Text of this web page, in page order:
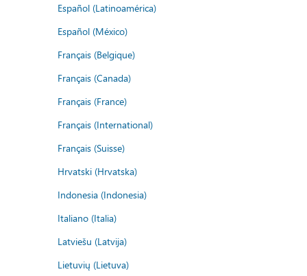
Español (Latinoamérica)
Español (México)
Français (Belgique)
Français (Canada)
Français (France)
Français (International)
Français (Suisse)
Hrvatski (Hrvatska)
Indonesia (Indonesia)
Italiano (Italia)
Latviešu (Latvija)
Lietuvių (Lietuva)